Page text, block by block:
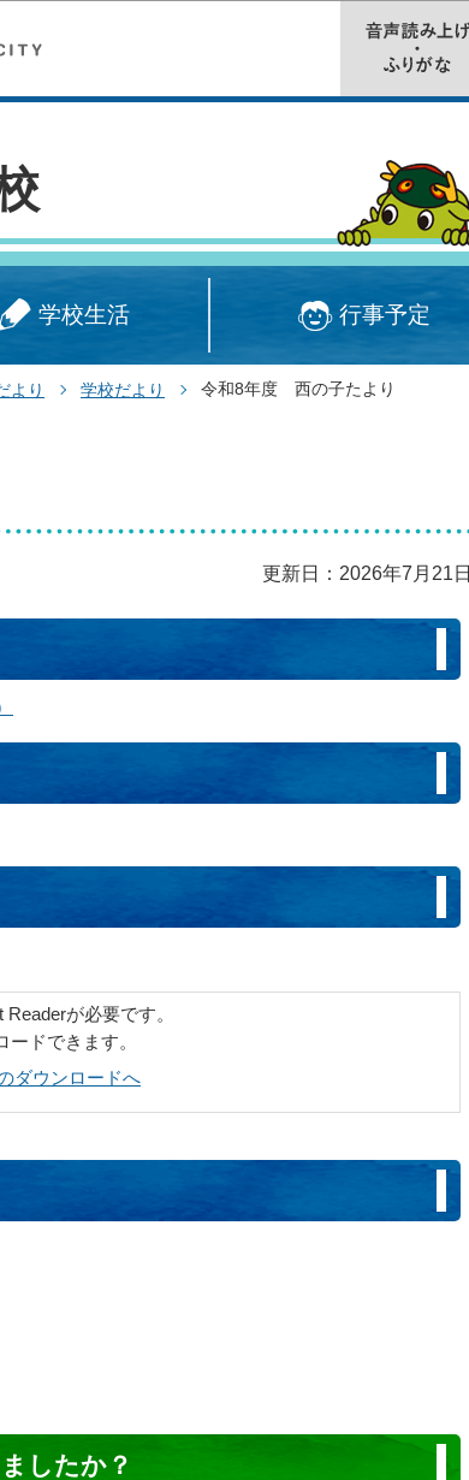
学校生活 行事予定
より 学校だより 令和8年度 西の子たより
更新日：2026年7月21日
が必要です。
ドできます。
ダウンロードへ
したか？